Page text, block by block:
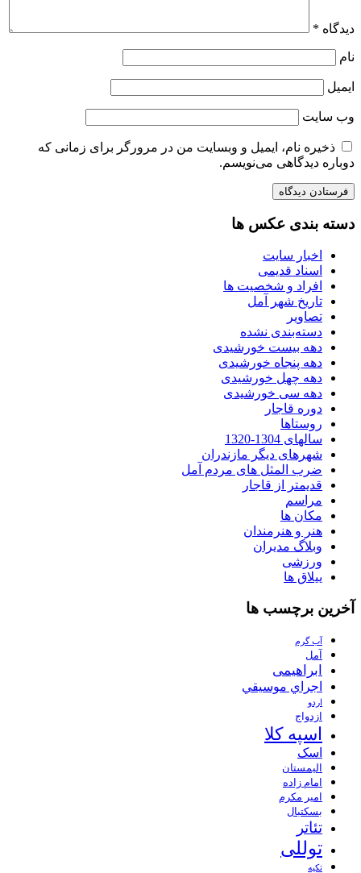
دیدگاه *
نام
ایمیل
وب‌ سایت
ذخیره نام، ایمیل و وبسایت من در مرورگر برای زمانی که
دوباره دیدگاهی می‌نویسم.
دسته بندی عکس ها
اخبار سایت
اسناد قدیمی
افراد و شخصیت ها
تاریخ شهر آمل
تصاویر
دسته‌بندی نشده
دهه بیست خورشیدی
دهه پنجاه خورشیدی
دهه چهل خورشیدی
دهه سی خورشیدی
دوره قاجار
روستاها
سالهای 1304-1320
شهرهای دیگر مازندران
ضرب المثل های مردم آمل
قدیمتر از قاجار
مراسم
مکان ها
هنر و هنرمندان
وبلاگ مدیران
ورزشی
ییلاق ها
آخرین برچسب ها
آب گرم
آمل
ابراهیمی
اجراي موسيقي
اردو
ازدواج
اسپه کلا
اسک
الیمستان
امام زاده
امیر مکرم
بسکتبال
تئاتر
توللی
تکیه